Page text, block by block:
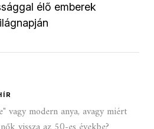
élő emberek
vagy modern anya, avagy miért